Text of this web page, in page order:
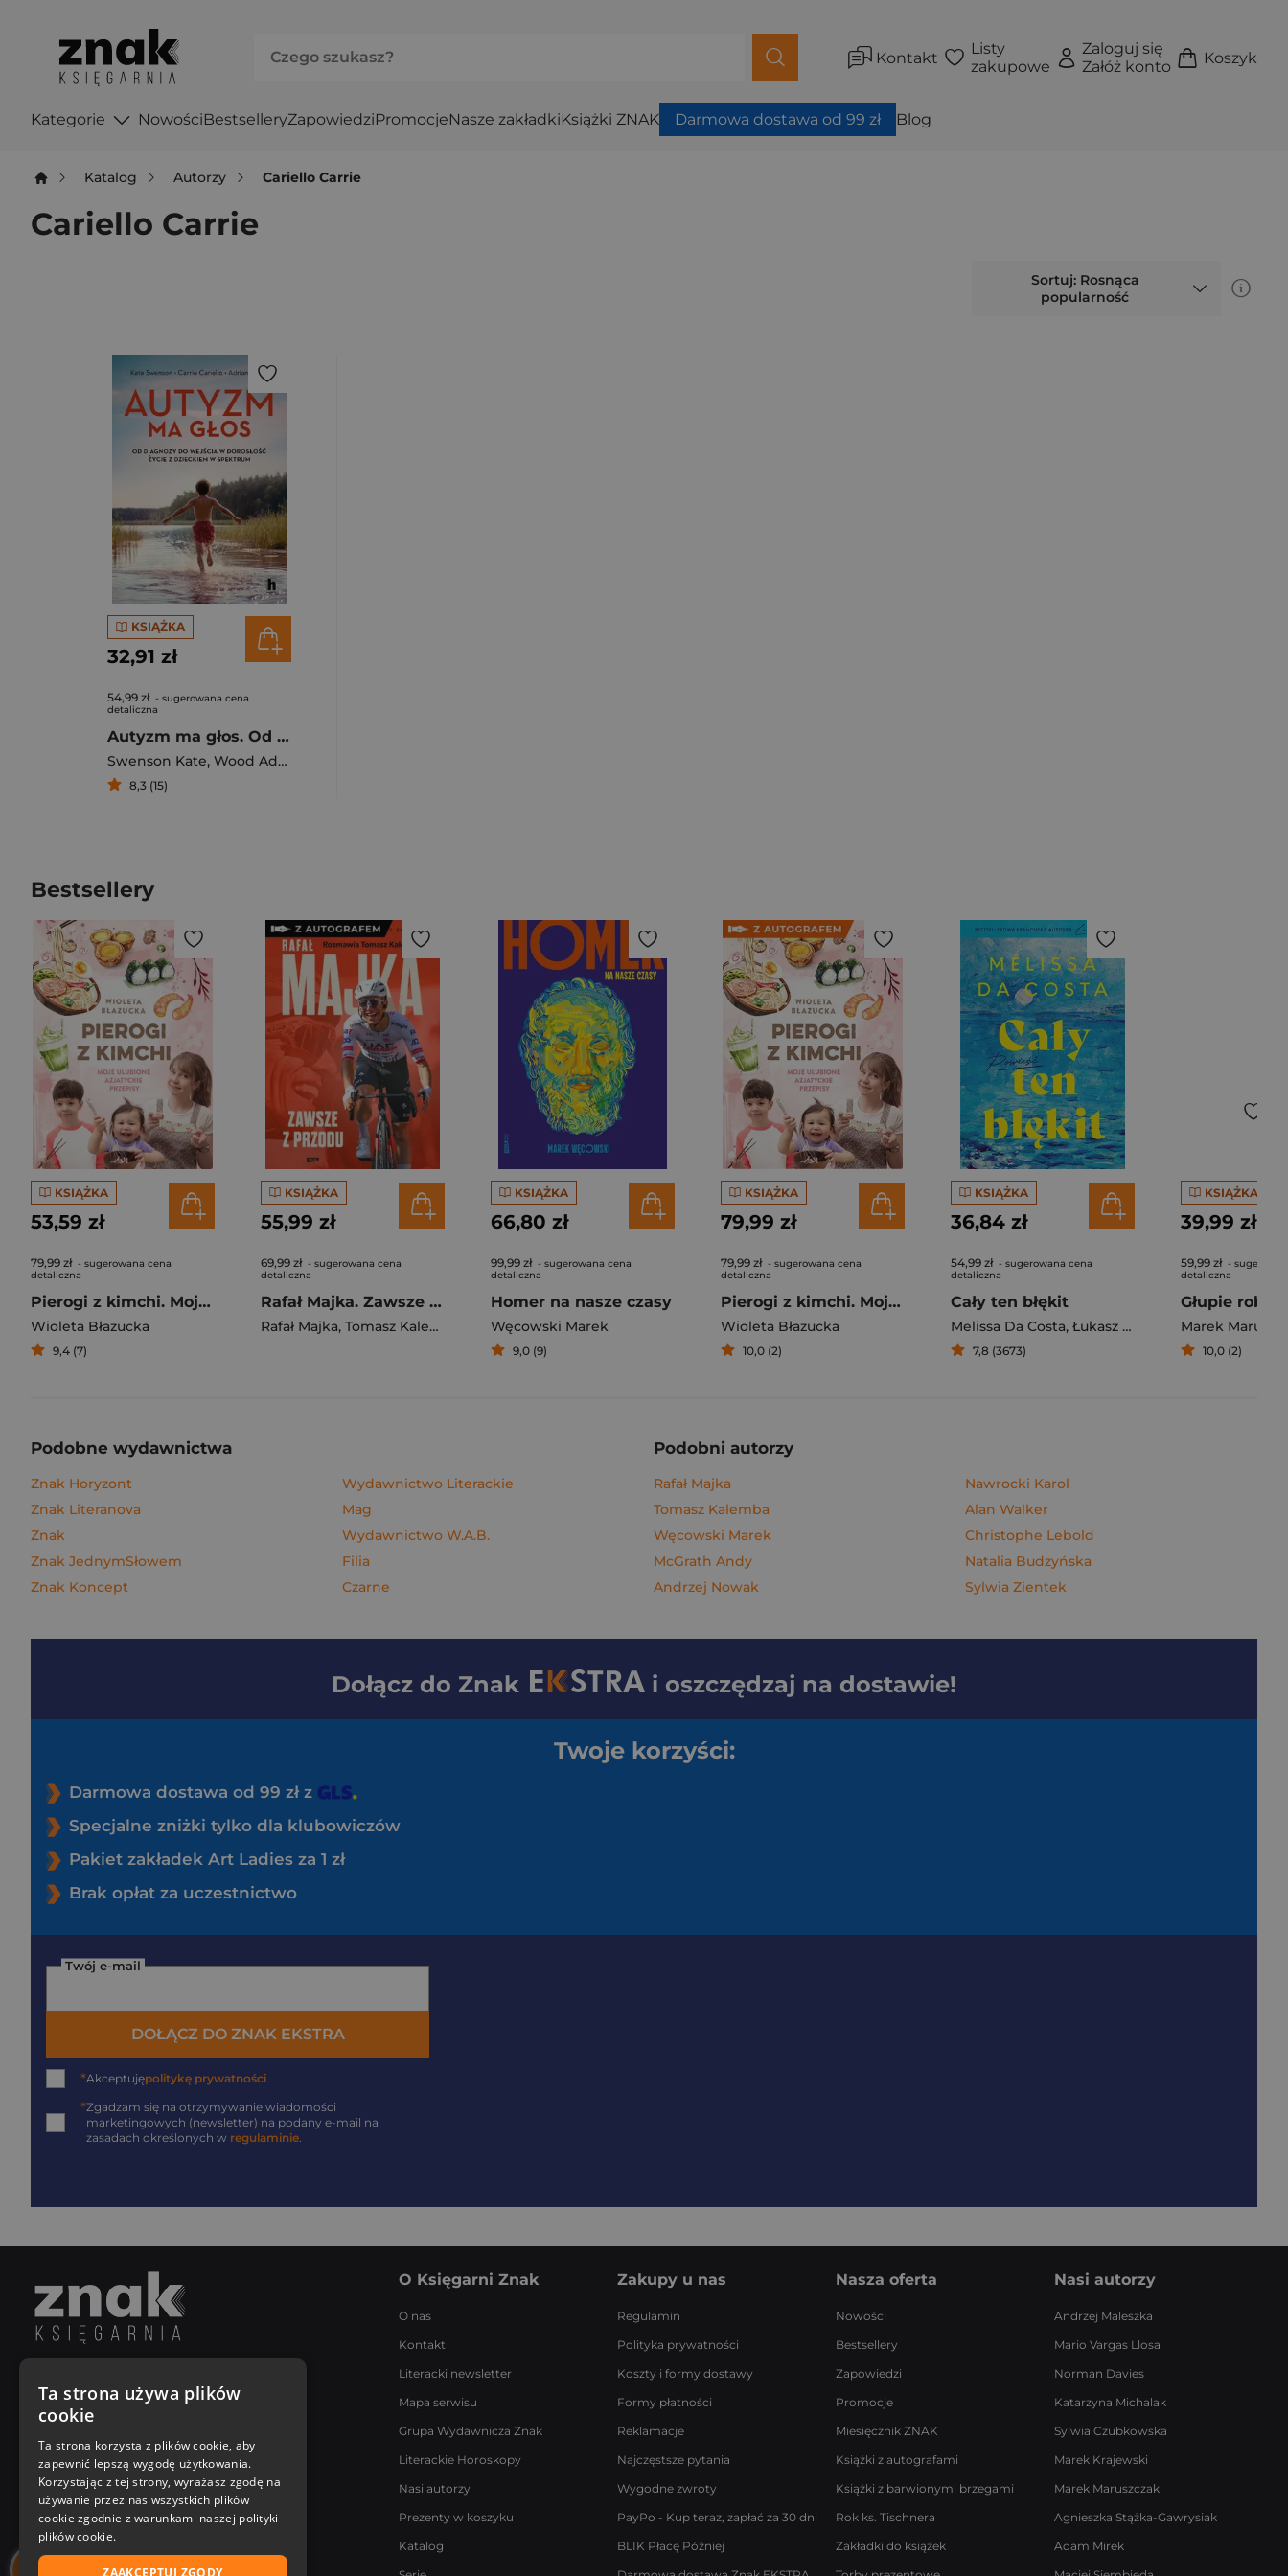
Kontakt
Listy
zakupowe
Zaloguj się
Załóż konto
Koszyk
Kategorie NowościBestselleryZapowiedziPromocjeNasze zakładkiKsiążki ZNAK Darmowa dostawa od 99 zł Blog
Katalog Autorzy Cariello Carrie
Cariello Carrie
Sortuj: Rosnąca
popularność
KSIĄŻKA
32,91 zł
54,99 zł - sugerowana cena
detaliczna
Autyzm ma głos. Od diagnozy do wejścia w dorosłość. Życie z dzieckiem w spektrum
Swenson Kate, Wood Adrian K.
8,3 (15)
Bestsellery
KSIĄŻKA
53,59 zł
79,99 zł - sugerowana cena
detaliczna
Pierogi z kimchi. Moje ulubione azjatyckie przepisy
Wioleta Błazucka
9,4 (7)
KSIĄŻKA
55,99 zł
69,99 zł - sugerowana cena
detaliczna
Rafał Majka. Zawsze z przodu. Rozmawia Tomasz Kalemba - książka z autografem
Rafał Majka, Tomasz Kalemba
KSIĄŻKA
66,80 zł
99,99 zł - sugerowana cena
detaliczna
Homer na nasze czasy
Węcowski Marek
9,0 (9)
KSIĄŻKA
79,99 zł
79,99 zł - sugerowana cena
detaliczna
Pierogi z kimchi. Moje ulubione azjatyckie przepisy - książka z autografem
Wioleta Błazucka
10,0 (2)
KSIĄŻKA
36,84 zł
54,99 zł - sugerowana cena
detaliczna
Cały ten błękit
Melissa Da Costa, Łukasz Müller
7,8 (3673)
KSIĄŻKA
39,99 zł
59,99 zł -
detaliczna
Marek
10,0 (2)
Podobne wydawnictwa
Znak Horyzont
Znak Literanova
Znak
Znak JednymSłowem
Znak Koncept
Wydawnictwo Literackie
Mag
Wydawnictwo W.A.B.
Filia
Czarne
Podobni autorzy
Rafał Majka
Tomasz Kalemba
Węcowski Marek
McGrath Andy
Andrzej Nowak
Nawrocki Karol
Alan Walker
Christophe Lebold
Natalia Budzyńska
Sylwia Zientek
Dołącz do Znak i oszczędzaj na dostawie!
Twoje korzyści:
Darmowa dostawa od 99 zł z
Specjalne zniżki tylko dla klubowiczów
Pakiet zakładek Art Ladies za 1 zł
Brak opłat za uczestnictwo
Twój e-mail
DOŁĄCZ DO ZNAK EKSTRA
*Akceptujępolitykę prywatności
*Zgadzam się na otrzymywanie wiadomości
marketingowych (newsletter) na podany e-mail na
zasadach określonych w regulaminie.
Poniedziałek - Piątek
8:00 - 18:00
[email protected]
Bądź z nami na bieżąco
O Księgarni Znak
O nas
Kontakt
Literacki newsletter
Mapa serwisu
Grupa Wydawnicza Znak
Literackie Horoskopy
Nasi autorzy
Prezenty w koszyku
Katalog
Zakupy u nas
Regulamin
Polityka prywatności
Koszty i formy dostawy
Formy płatności
Reklamacje
Najczęstsze pytania
Wygodne zwroty
PayPo - Kup teraz, zapłać za 30 dni
BLIK Płacę Później
Nasza oferta
Nowości
Bestsellery
Zapowiedzi
Promocje
Miesięcznik ZNAK
Książki z autografami
Książki z barwionymi brzegami
Rok ks. Tischnera
Zakładki do książek
Nasi autorzy
Andrzej Maleszka
Mario Vargas Llosa
Norman Davies
Katarzyna Michalak
Sylwia Czubkowska
Marek Krajewski
Marek Maruszczak
Agnieszka Stążka-Gawrysiak
Adam Mirek
Ta strona używa plików
cookie
Ta strona korzysta z plików cookie, aby
zapewnić lepszą wygodę użytkowania.
Korzystając z tej strony, wyrażasz zgodę na
używanie przez nas wszystkich plików
cookie zgodnie z warunkami naszej polityki
plików cookie.
ZAAKCEPTUJ ZGODY